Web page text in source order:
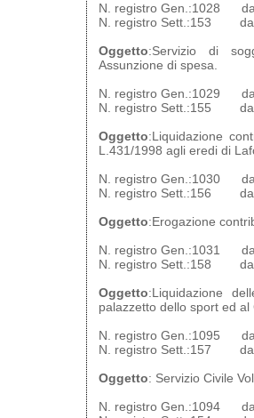
N. registro Gen.:1028
N. registro Sett.:153
Oggetto:Servizio di
Assunzione di spesa.
N. registro Gen.:1029
N. registro Sett.:155
Oggetto:Liquidazione
L.431/1998 agli eredi di
N. registro Gen.:1030
N. registro Sett.:156
Oggetto:Erogazione
N. registro Gen.:1031
N. registro Sett.:158
Oggetto:Liquidazione
palazzetto dello sport ed
N. registro Gen.:1095
N. registro Sett.:157
Oggetto: Servizio Civile
N. registro Gen.:1094